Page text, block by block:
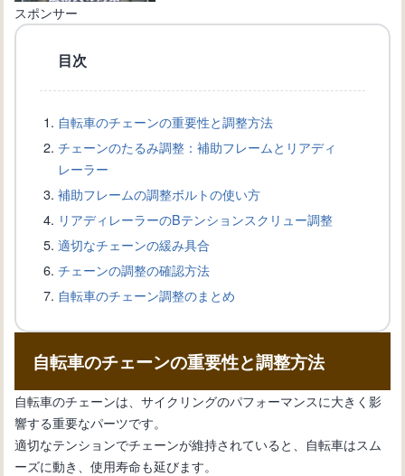
順と必要道具を詳しく解説
の選び方と交換方法を解説
自転車盗難から身を守る！ワイヤーロ
ックの選び方と使い方
法：正確な設置手順を知ろう
術：変速機のワイヤー交換
スポンサー
目次
自転車のチェーンの重要性と調整方法
チェーンのたるみ調整：補助フレームとリアディ
レーラー
補助フレームの調整ボルトの使い方
リアディレーラーのBテンションスクリュー調整
適切なチェーンの緩み具合
チェーンの調整の確認方法
自転車のチェーン調整のまとめ
自転車のチェーンの重要性と調整方法
自転車のチェーンは、サイクリングのパフォーマンスに大きく影
響する重要なパーツです。
適切なテンションでチェーンが維持されていると、自転車はスム
ーズに動き、使用寿命も延びます。